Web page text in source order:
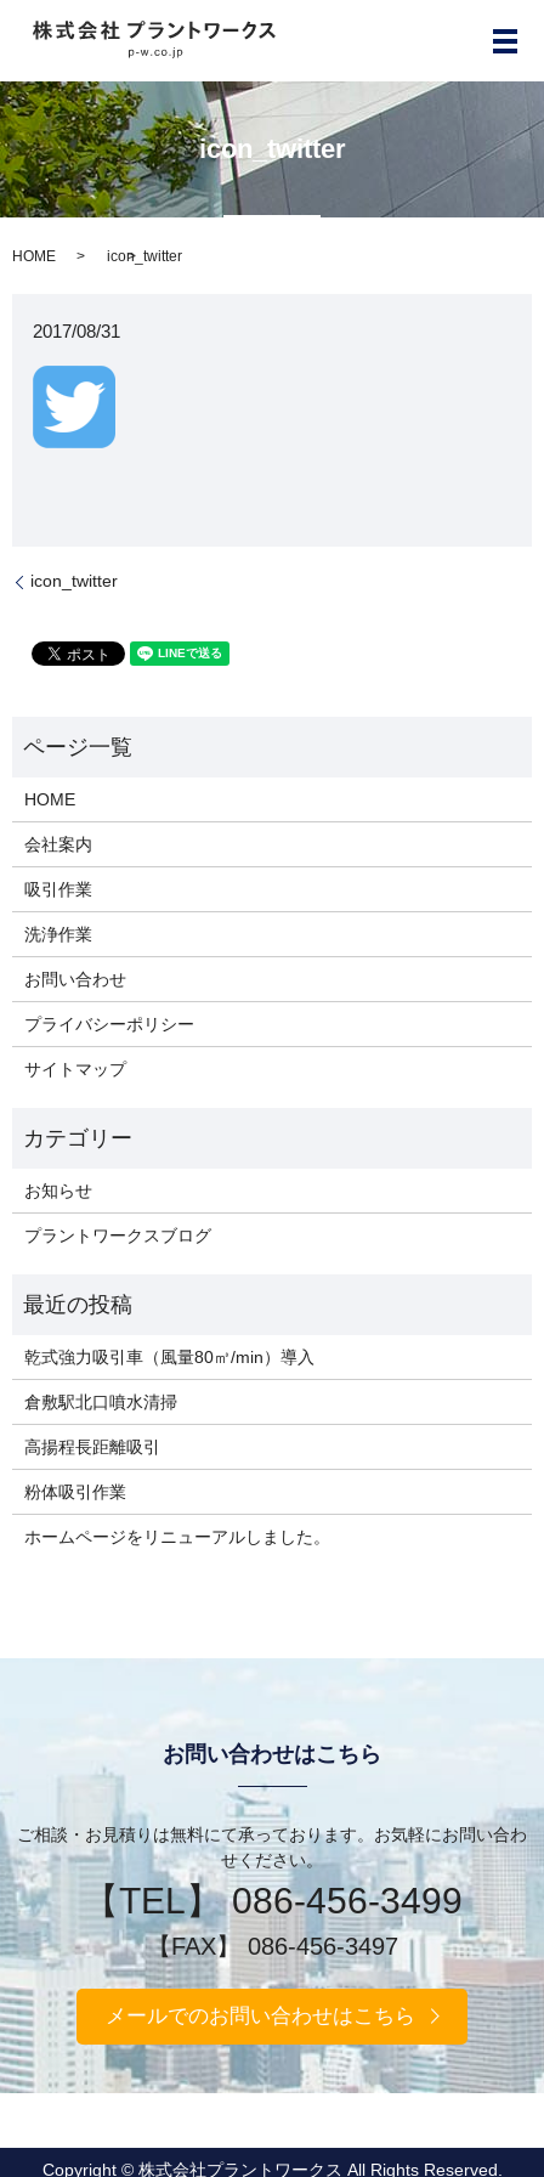
メ
icon_twitter
HOME icon_twitter
2017/08/31
icon_twitter
HOME
会社案内
吸引作業
洗浄作業
お問い合わせ
プライバシーポリシー
サイトマップ
お知らせ
プラントワークスブログ
乾式強力吸引車（風量80㎥/min）導入
倉敷駅北口噴水清掃
高揚程長距離吸引
粉体吸引作業
ホームページをリニューアルしました。
お問い合わせはこちら
ご相談・お見積りは無料にて承っております。お気軽にお問い合わ
せください。
【TEL】 086-456-3499
【FAX】 086-456-3497
メールでのお問い合わせはこちら
Copyright © 株式会社プラントワークス All Rights Reserved.